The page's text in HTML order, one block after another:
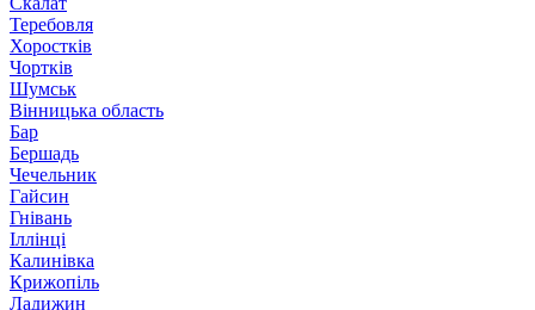
Теребовля
Хоростків
Чортків
Шумськ
Вінницька область
Бар
Бершадь
Чечельник
Гайсин
Гнівань
Іллінці
Калинівка
Крижопіль
Ладижин